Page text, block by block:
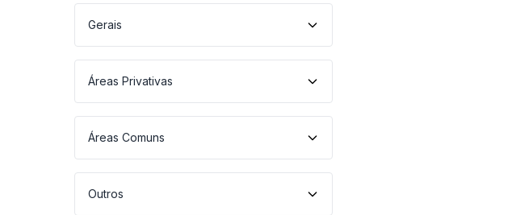
Gerais
Áreas Privativas
Áreas Comuns
Outros